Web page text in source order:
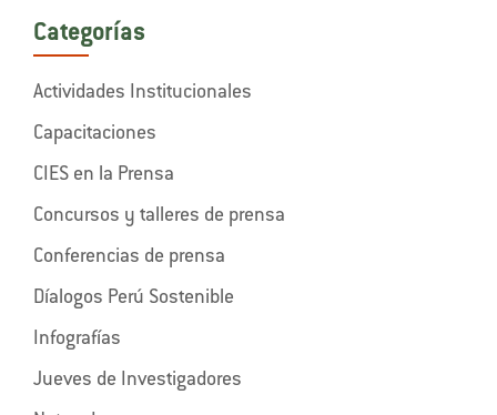
Categorías
Actividades Institucionales
Capacitaciones
CIES en la Prensa
Concursos y talleres de prensa
Conferencias de prensa
Díalogos Perú Sostenible
Infografías
Jueves de Investigadores